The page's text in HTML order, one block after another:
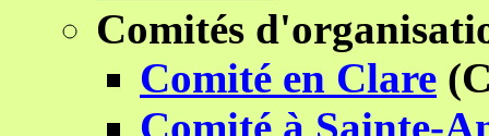
Comités
Comité en Clare